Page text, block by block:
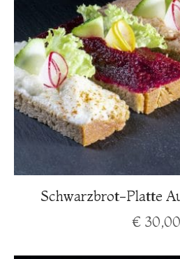
Schwarzbrot-Platte
€ 30,00